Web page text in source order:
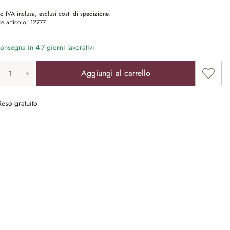
IVA inclusa, esclusi costi di spedizione.
articolo: 12777
in 4-7 giorni lavorativi
prodotto: inserisci il valore
Aggiungi al carrello
gratuito